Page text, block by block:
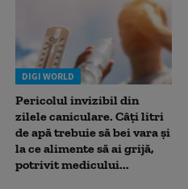
DIGI WORLD
Pericolul invizibil din
zilele caniculare. Câți litri
de apă trebuie să bei vara și
la ce alimente să ai grijă,
potrivit medicului...